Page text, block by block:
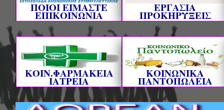
ΠΟΙΟΙ ΕΙΜΑΣΤΕ
ΕΠΙΚΟΙΝΩΝΙΑ
ΕΡΓΑΣΙΑ
ΠΡΟΚΗΡΥΞΕΙΣ
ΚΟΙΝ.ΦΑΡΜΑΚΕΙΑ
ΙΑΤΡΕΙΑ
ΚΟΙΝΩΝΙΚΑ
ΠΑΝΤΟΠΩΛΕΙΑ